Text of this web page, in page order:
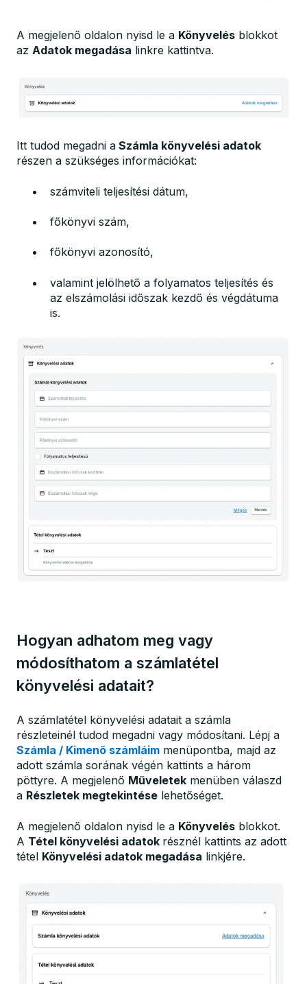
A megjelenő oldalon nyisd le a Könyvelés blokkot
az Adatok megadása linkre kattintva.
Itt tudod megadni a Számla könyvelési adatok
részen a szükséges információkat:
számviteli teljesítési dátum,
főkönyvi szám,
főkönyvi azonosító,
valamint jelölhető a folyamatos teljesítés és
az elszámolási időszak kezdő és végdátuma
is.
Hogyan adhatom meg vagy
módosíthatom a számlatétel
könyvelési adatait?
A számlatétel könyvelési adatait a számla
részleteinél tudod megadni vagy módosítani. Lépj a
Számla / Kimenő számláim menüpontba, majd az
adott számla sorának végén kattints a három
pöttyre. A megjelenő Műveletek menüben válaszd
a Részletek megtekintése lehetőséget.
A megjelenő oldalon nyisd le a Könyvelés blokkot.
A Tétel könyvelési adatok résznél kattints az adott
tétel Könyvelési adatok megadása linkjére.